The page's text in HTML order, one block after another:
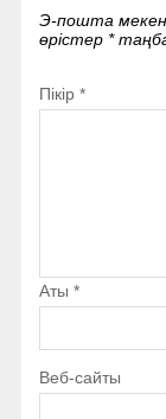
Э-пошта
өрістер *
Пікір *
Аты *
Веб-сайты